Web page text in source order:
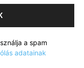
a spam
adatainak